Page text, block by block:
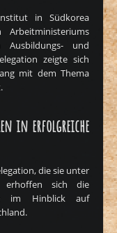
in Südkorea
und
zeigte sich
mit dem Thema
in erfolgreiche
die sie unter
erhoffen sich die
im Hinblick auf